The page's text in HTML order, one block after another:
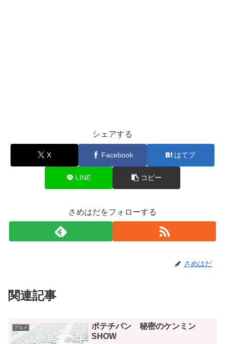
シェアする
X Facebook はてブ
LINE コピー
さめはだをフォローする
さめはだ
関連記事
グルメ
ポテチパン 秘密のケンミン
SHOW